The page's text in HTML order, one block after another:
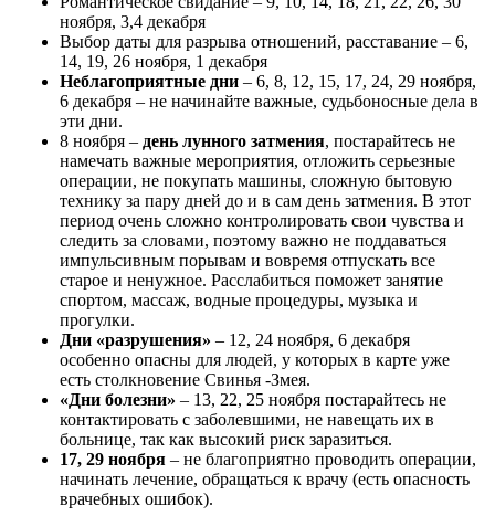
ноября, 3,4 декабря
Выбор даты для разрыва отношений, расставание – 6,
14, 19, 26 ноября, 1 декабря
Неблагоприятные дни – 6, 8, 12, 15, 17, 24, 29 ноября,
6 декабря – не начинайте важные, судьбоносные дела в
эти дни.
8 ноября – день лунного затмения, постарайтесь не
намечать важные мероприятия, отложить серьезные
операции, не покупать машины, сложную бытовую
технику за пару дней до и в сам день затмения. В этот
период очень сложно контролировать свои чувства и
следить за словами, поэтому важно не поддаваться
импульсивным порывам и вовремя отпускать все
старое и ненужное. Расслабиться поможет занятие
спортом, массаж, водные процедуры, музыка и
прогулки.
Дни «разрушения» – 12, 24 ноября, 6 декабря
особенно опасны для людей, у которых в карте уже
есть столкновение Свинья -Змея.
«Дни болезни» – 13, 22, 25 ноября постарайтесь не
контактировать с заболевшими, не навещать их в
больнице, так как высокий риск заразиться.
17, 29 ноября – не благоприятно проводить операции,
начинать лечение, обращаться к врачу (есть опасность
врачебных ошибок).